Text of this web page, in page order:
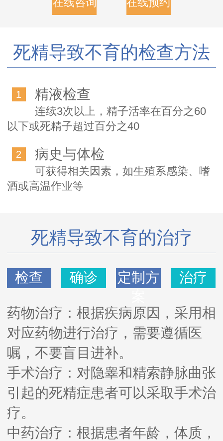
死精导致不育的检查方法
1 精液检查
连续3次以上，精子活率在百分之60
以下或死精子超过百分之40
2 病史与体检
可获得相关因素，如生殖系感染、嗜
酒或高温作业等
死精导致不育的治疗
检查 确诊
定制方
治疗
药物治疗：根据疾病原因，采用相
对应药物进行治疗，需要遵循医
嘱，不要盲目进补。
手术治疗：对隐睾和精索静脉曲张
引起的死精症患者可以采取手术治
疗。
中药治疗：根据患者年龄，体质，